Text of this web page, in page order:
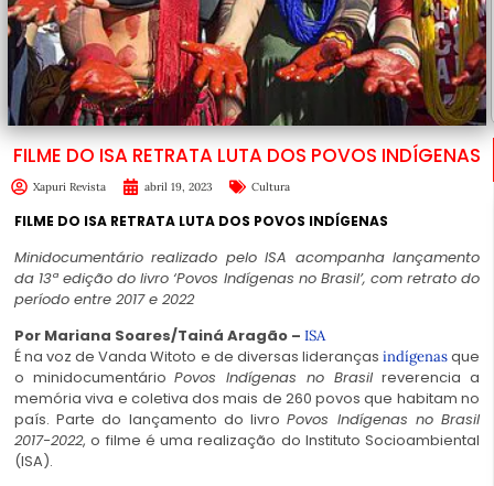
FILME DO ISA RETRATA LUTA DOS POVOS INDÍGENAS
Xapuri Revista abril 19, 2023 Cultura
FILME DO ISA RETRATA LUTA DOS POVOS INDÍGENAS
Minidocumentário realizado pelo ISA acompanha lançamento
da 13ª edição do livro ‘Povos Indígenas no Brasil’, com retrato do
período entre 2017 e 2022
Por Mariana Soares/Tainá Aragão – ISA
É na voz de Vanda Witoto e de diversas lideranças indígenasque
o minidocumentárioPovos Indígenas no Brasilreverencia a
memória viva e coletiva dos mais de 260 povos que habitam no
país. Parte do lançamento do livroPovos Indígenas no Brasil
2017-2022, o filme é uma realização do Instituto Socioambiental
(ISA).